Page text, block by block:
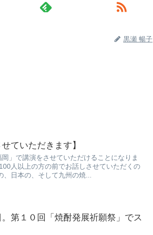
黒瀬 暢子
ていただきます】
」で講演をさせていただけることになりま
人以上の方の前でお話しさせていただくの
、日本の、そして九州の焼...
第１０回「焼酎発展祈願祭」でス